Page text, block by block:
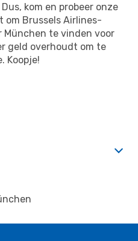
kom en probeer onze
om Brussels Airlines-
te vinden voor
geld overhoudt om te
Koopje!